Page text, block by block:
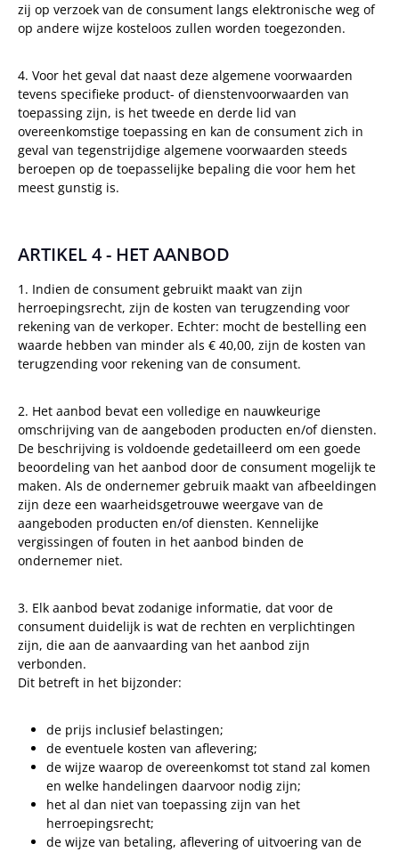
zij op verzoek van de consument langs elektronische weg of
op andere wijze kosteloos zullen worden toegezonden.
4. Voor het geval dat naast deze algemene voorwaarden
tevens specifieke product- of dienstenvoorwaarden van
toepassing zijn, is het tweede en derde lid van
overeenkomstige toepassing en kan de consument zich in
geval van tegenstrijdige algemene voorwaarden steeds
beroepen op de toepasselijke bepaling die voor hem het
meest gunstig is.
ARTIKEL 4 - HET AANBOD
1. Indien de consument gebruikt maakt van zijn
herroepingsrecht, zijn de kosten van terugzending voor
rekening van de verkoper. Echter: mocht de bestelling een
waarde hebben van minder als € 40,00, zijn de kosten van
terugzending voor rekening van de consument.
2. Het aanbod bevat een volledige en nauwkeurige
omschrijving van de aangeboden producten en/of diensten.
De beschrijving is voldoende gedetailleerd om een goede
beoordeling van het aanbod door de consument mogelijk te
maken. Als de ondernemer gebruik maakt van afbeeldingen
zijn deze een waarheidsgetrouwe weergave van de
aangeboden producten en/of diensten. Kennelijke
vergissingen of fouten in het aanbod binden de
ondernemer niet.
3. Elk aanbod bevat zodanige informatie, dat voor de
consument duidelijk is wat de rechten en verplichtingen
zijn, die aan de aanvaarding van het aanbod zijn
verbonden.
Dit betreft in het bijzonder:
de prijs inclusief belastingen;
de eventuele kosten van aflevering;
de wijze waarop de overeenkomst tot stand zal komen
en welke handelingen daarvoor nodig zijn;
het al dan niet van toepassing zijn van het
herroepingsrecht;
de wijze van betaling, aflevering of uitvoering van de